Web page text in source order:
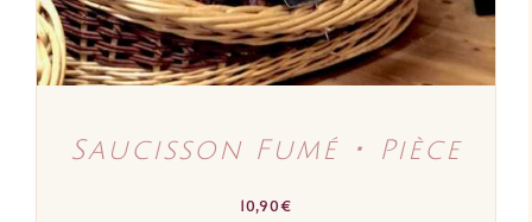
Saucisson Fumé ･ Pièce
10,90€